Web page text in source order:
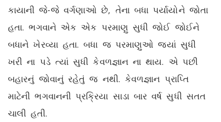
કાયાની જે-જે વર્ગણાઓ છે, તેના બધા પર્યાયોને જોતા
હતા. ભગવાને એક એક પરમાણુ સુધી જોઈ જોઈને
બધાને ખેરવ્યા હતા. બધા જ પરમાણુઓ જ્યાં સુધી
ખરી ના પડે ત્યાં સુધી કેવળજ્ઞાન ના થાય. એ પછી
બહારનું જોવાનું રહેતું જ નથી. કેવળજ્ઞાન પ્રાપ્તિ
માટેની ભગવાનની પ્રક્રિયા સાડા બાર વર્ષ સુધી સતત
ચાલી હતી.